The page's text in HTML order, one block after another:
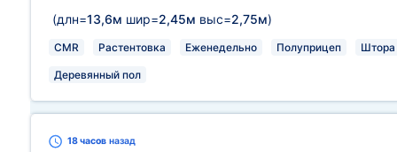
(длн=13,6м шир=2,45м выс=2,75м)
CMR Растентовка Еженедельно Полуприцеп Штора
Деревянный пол
18 часов назад